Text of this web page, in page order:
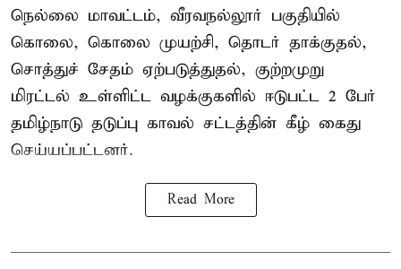
நெல்லை மாவட்டம், வீரவநல்லூர் பகுதியில்
கொலை, கொலை முயற்சி, தொடர் தாக்குதல்,
சொத்துச் சேதம் ஏற்படுத்துதல், குற்றமுறு
மிரட்டல் உள்ளிட்ட வழக்குகளில் ஈடுபட்ட 2 பேர்
தமிழ்நாடு தடுப்பு காவல் சட்டத்தின் கீழ் கைது
செய்யப்பட்டனர்.
Read More